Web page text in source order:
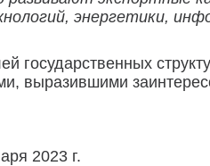
энергетики,
государственных
выразившими
2023 г.